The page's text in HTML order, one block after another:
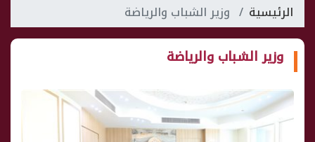
الرئيسية وزير الشباب والرياضة
وزير الشباب والرياضة